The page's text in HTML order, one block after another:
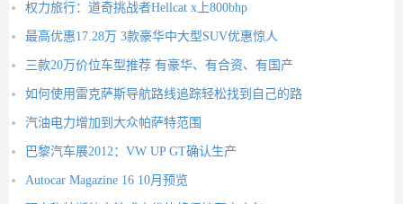
权力旅行：道奇挑战者Hellcat x上800bhp
最高优惠17.28万 3款豪华中大型SUV优惠惊人
三款20万价位车型推荐 有豪华、有合资、有国产
如何使用雷克萨斯导航路线追踪轻松找到自己的路
汽油电力增加到大众帕萨特范围
巴黎汽车展2012：VW UP GT确认生产
Autocar Magazine 16 10月预览